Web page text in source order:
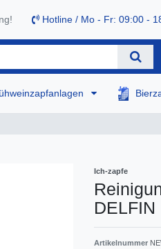
Hotline / Mo - Fr: 09:00 -
Ich-zapfe
DELFIN
Artikelnummer